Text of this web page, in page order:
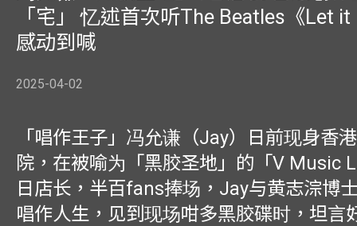
「宅」 忆述首次听The Beatles《Let it
感动到喊
2025-04-02
「唱作王子」冯允谦（Jay）日前现身香
院，在被喻为「黑胶圣地」的「V Music
日店长，半百fans捧场，Jay与黄志淙博
唱作人生，见到现场咁多黑胶碟时，坦言